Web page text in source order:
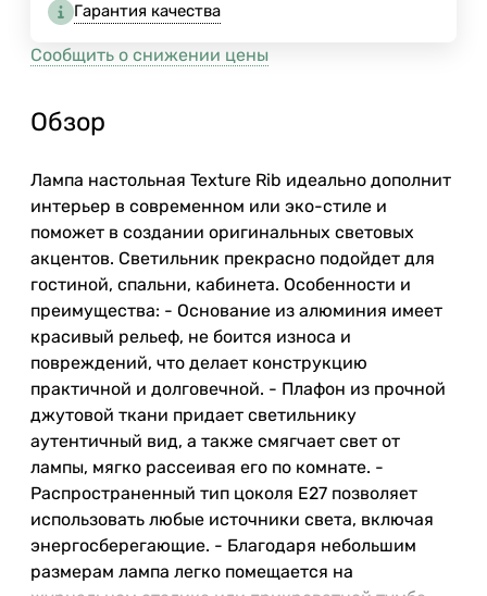
Гарантия качества
Сообщить о снижении цены
Обзор
Лампа настольная Texture Rib идеально дополнит
интерьер в современном или эко-стиле и
поможет в создании оригинальных световых
акцентов. Светильник прекрасно подойдет для
гостиной, спальни, кабинета. Особенности и
преимущества: - Основание из алюминия имеет
красивый рельеф, не боится износа и
повреждений, что делает конструкцию
практичной и долговечной. - Плафон из прочной
джутовой ткани придает светильнику
аутентичный вид, а также смягчает свет от
лампы, мягко рассеивая его по комнате. -
Распространенный тип цоколя Е27 позволяет
использовать любые источники света, включая
энергосберегающие. - Благодаря небольшим
размерам лампа легко помещается на